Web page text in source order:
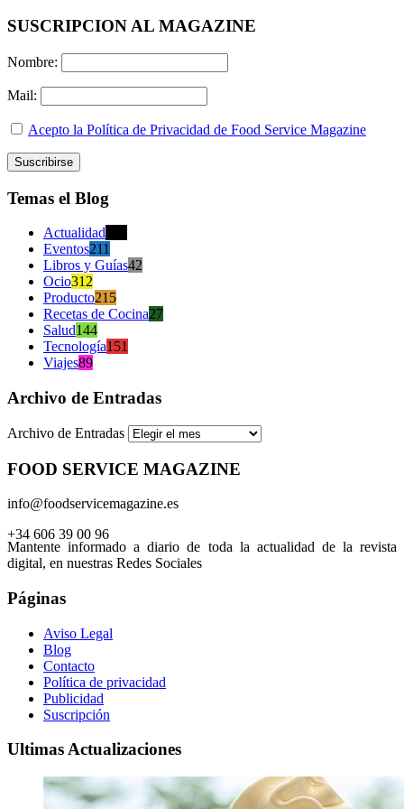
SUSCRIPCION AL MAGAZINE
Nombre:
Mail:
Acepto la Política de Privacidad de Food Service Magazine
Temas el Blog
Actualidad
Eventos211
Libros y Guías42
Ocio312
Producto215
Recetas de Cocina27
Salud144
Tecnología151
Viajes89
Archivo de Entradas
Archivo de Entradas
FOOD SERVICE MAGAZINE
info@foodservicemagazine.es
+34 606 39 00 96
Mantente informado a diario de toda la actualidad de la revista
digital, en nuestras Redes Sociales
Páginas
Aviso Legal
Blog
Contacto
Política de privacidad
Publicidad
Suscripción
Ultimas Actualizaciones